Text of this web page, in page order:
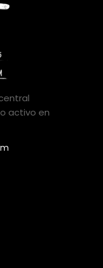
activo en